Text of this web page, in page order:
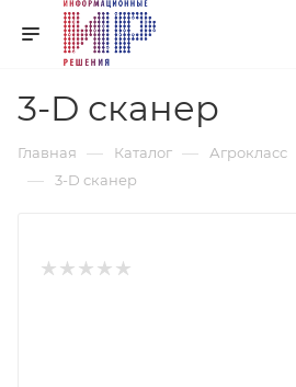
3-D сканер
Главная — Каталог — Агрокласс
— 3-D сканер